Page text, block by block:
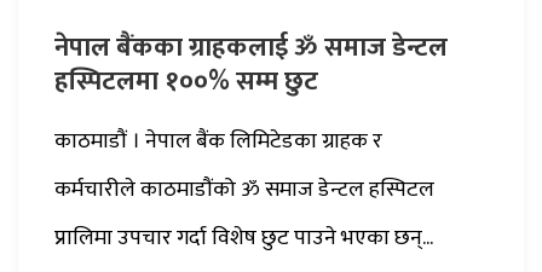
नेपाल बैंकका ग्राहकलाई ॐ समाज डेन्टल
हस्पिटलमा १००% सम्म छुट
काठमाडौं । नेपाल बैंक लिमिटेडका ग्राहक र
कर्मचारीले काठमाडौंको ॐ समाज डेन्टल हस्पिटल
प्रालिमा उपचार गर्दा विशेष छुट पाउने भएका छन्...